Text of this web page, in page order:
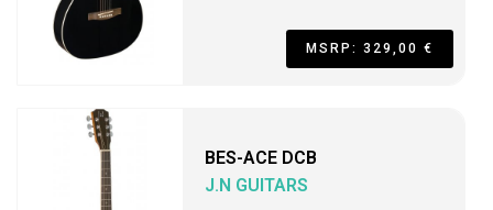
MSRP: 329,00 €
BES-ACE DCB
J.N GUITARS